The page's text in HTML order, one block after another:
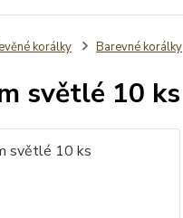
korálky Barevné korálky
světlé 10 ks